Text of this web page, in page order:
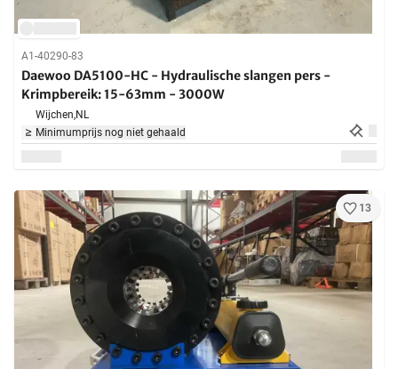
A1-40290-83
Daewoo DA5100-HC - Hydraulische slangen pers -
Krimpbereik: 15-63mm - 3000W
Wijchen,NL
Minimumprijs nog niet gehaald
13